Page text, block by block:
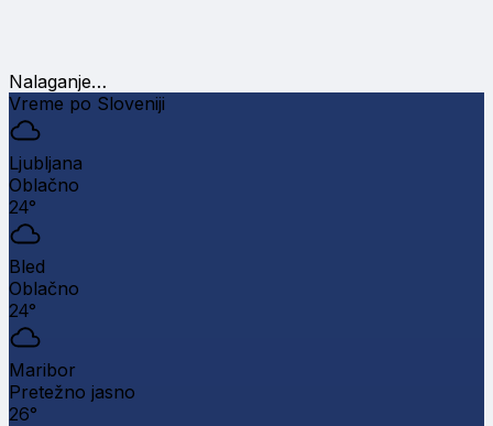
Nalaganje…
Vreme po Sloveniji
Ljubljana
Oblačno
24°
Bled
Oblačno
24°
Maribor
Pretežno jasno
26°